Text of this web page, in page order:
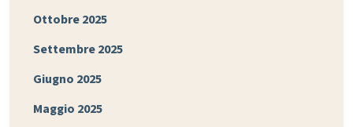
Ottobre 2025
Settembre 2025
Giugno 2025
Maggio 2025